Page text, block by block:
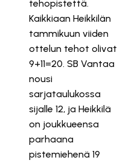
tehopistettä.
Kaikkiaan Heikkilän
tammikuun viiden
ottelun tehot olivat
9+11=20. SB Vantaa
nousi
sarjataulukossa
sijalle 12, ja Heikkilä
on joukkueensa
parhaana
pistemiehenä 19